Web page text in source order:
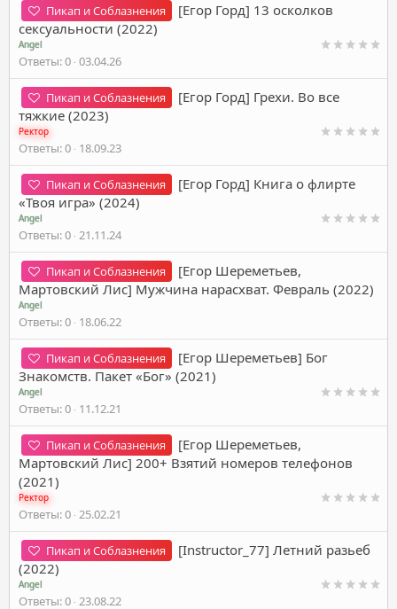
Пикап и Соблазнения
[Егор Горд] 13 осколков
сексуальности (2022)
Angel
Ответы 0 03.04.26
Пикап и Соблазнения
[Егор Горд] Грехи. Во все
тяжкие (2023)
Ректор
Ответы 0 18.09.23
Пикап и Соблазнения
[Егор Горд] Книга о флирте
«Твоя игра» (2024)
Angel
Ответы 0 21.11.24
Пикап и Соблазнения
[Егор Шереметьев,
Мартовский Лис] Мужчина нарасхват. Февраль (2022)
Angel
Ответы 0 18.06.22
Пикап и Соблазнения
[Егор Шереметьев] Бог
Знакомств. Пакет «Бог» (2021)
Angel
Ответы 0 11.12.21
Пикап и Соблазнения
[Егор Шереметьев,
Мартовский Лис] 200+ Взятий номеров телефонов
(2021)
Ректор
Ответы 0 25.02.21
Пикап и Соблазнения
[Instructor_77] Летний разьеб
(2022)
Angel
Ответы 0 23.08.22